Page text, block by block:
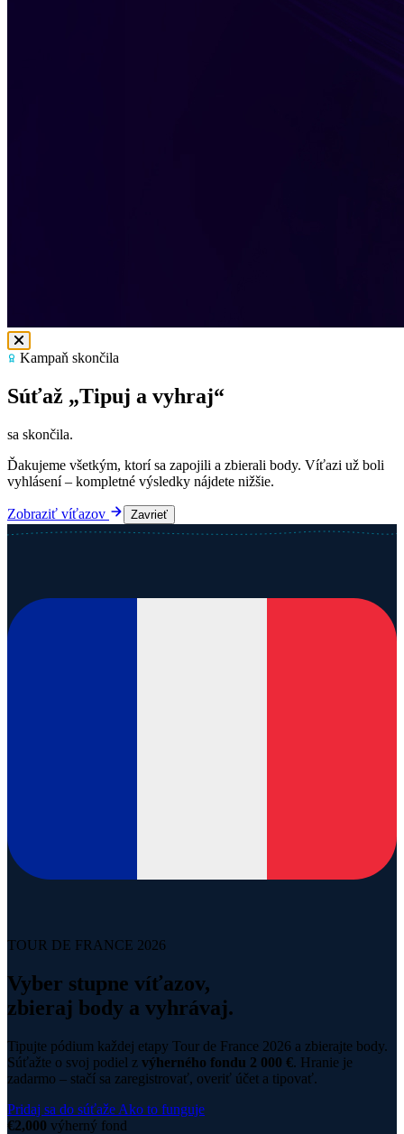
Kampaň skončila
Súťaž „Tipuj a vyhraj“
sa skončila.
Ďakujeme všetkým, ktorí sa zapojili a zbierali body. Víťazi už boli
vyhlásení – kompletné výsledky nájdete nižšie.
Zobraziť víťazov Zavrieť
TOUR DE FRANCE 2026
Vyber stupne víťazov,
zbieraj body a vyhrávaj.
Tipujte pódium každej etapy Tour de France 2026 a zbierajte body.
Súťažte o svoj podiel z výherného fondu 2 000 €. Hranie je
zadarmo – stačí sa zaregistrovať, overiť účet a tipovať.
Pridaj sa do súťaže Ako to funguje
€2,000 výherný fond